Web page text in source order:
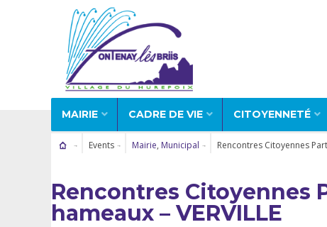
MAIRIE CADRE DE VIE CITOYENNETÉ
Events Mairie, Municipal Rencontres Citoyennes
Rencontres Citoyennes
hameaux – VERVILLE